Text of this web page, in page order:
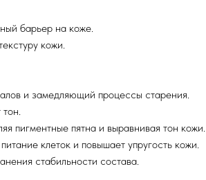
барьер на коже.
кожи.
и замедляющий процессы старения.
пигментные пятна и выравнивая тон кожи.
клеток и повышает упругость кожи.
стабильности состава.
рублей = скидка 10%
рублей = скидка 25%
рублей = скидка 30%
на товары со сниженной
текущей акции начисляются